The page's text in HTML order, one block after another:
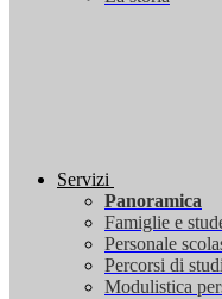
Servizi
Panoramica
Famiglie e
Personale
Percorsi di
Modulistica